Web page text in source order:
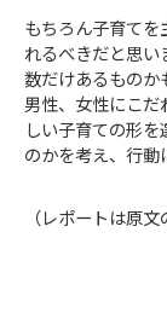
もちろん子育てを
れるべきだと思い
数だけあるものか
男性、女性にこだ
しい子育ての形
のかを考え、行動
（レポートは原